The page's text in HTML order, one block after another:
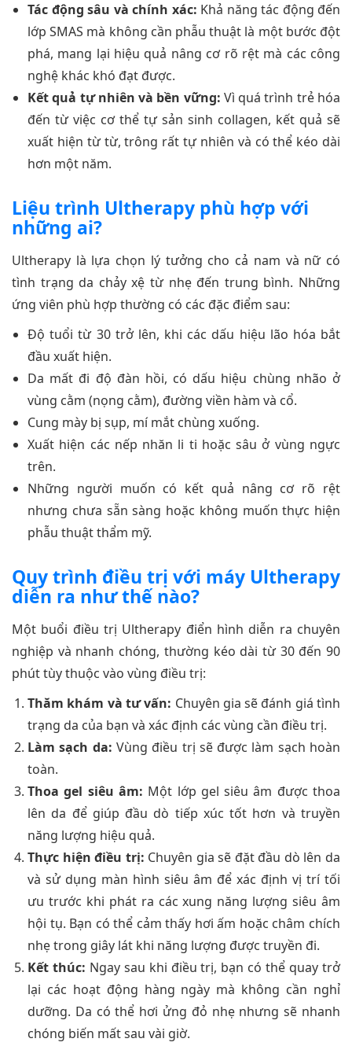
Tác động sâu và chính xác: Khả năng tác động đến
lớp SMAS mà không cần phẫu thuật là một bước đột
phá, mang lại hiệu quả nâng cơ rõ rệt mà các công
nghệ khác khó đạt được.
Kết quả tự nhiên và bền vững: Vì quá trình trẻ hóa
đến từ việc cơ thể tự sản sinh collagen, kết quả sẽ
xuất hiện từ từ, trông rất tự nhiên và có thể kéo dài
hơn một năm.
Liệu trình Ultherapy phù hợp với
những ai?
Ultherapy là lựa chọn lý tưởng cho cả nam và nữ có
tình trạng da chảy xệ từ nhẹ đến trung bình. Những
ứng viên phù hợp thường có các đặc điểm sau:
Độ tuổi từ 30 trở lên, khi các dấu hiệu lão hóa bắt
đầu xuất hiện.
Da mất đi độ đàn hồi, có dấu hiệu chùng nhão ở
vùng cằm (nọng cằm), đường viền hàm và cổ.
Cung mày bị sụp, mí mắt chùng xuống.
Xuất hiện các nếp nhăn li ti hoặc sâu ở vùng ngực
trên.
Những người muốn có kết quả nâng cơ rõ rệt
nhưng chưa sẵn sàng hoặc không muốn thực hiện
phẫu thuật thẩm mỹ.
Quy trình điều trị với máy Ultherapy
diễn ra như thế nào?
Một buổi điều trị Ultherapy điển hình diễn ra chuyên
nghiệp và nhanh chóng, thường kéo dài từ 30 đến 90
phút tùy thuộc vào vùng điều trị:
Thăm khám và tư vấn: Chuyên gia sẽ đánh giá tình
trạng da của bạn và xác định các vùng cần điều trị.
Làm sạch da: Vùng điều trị sẽ được làm sạch hoàn
toàn.
Thoa gel siêu âm: Một lớp gel siêu âm được thoa
lên da để giúp đầu dò tiếp xúc tốt hơn và truyền
năng lượng hiệu quả.
Thực hiện điều trị: Chuyên gia sẽ đặt đầu dò lên da
và sử dụng màn hình siêu âm để xác định vị trí tối
ưu trước khi phát ra các xung năng lượng siêu âm
hội tụ. Bạn có thể cảm thấy hơi ấm hoặc châm chích
nhẹ trong giây lát khi năng lượng được truyền đi.
Kết thúc: Ngay sau khi điều trị, bạn có thể quay trở
lại các hoạt động hàng ngày mà không cần nghỉ
dưỡng. Da có thể hơi ửng đỏ nhẹ nhưng sẽ nhanh
chóng biến mất sau vài giờ.